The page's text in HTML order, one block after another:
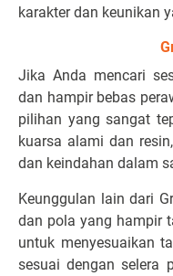
karakter dan keunikan
Jika Anda mencari
dan hampir bebas
pilihan yang sangat
kuarsa alami dan
dan keindahan dalam
Keunggulan lain dari
dan pola yang hampir
untuk menyesuaikan
sesuai dengan selera